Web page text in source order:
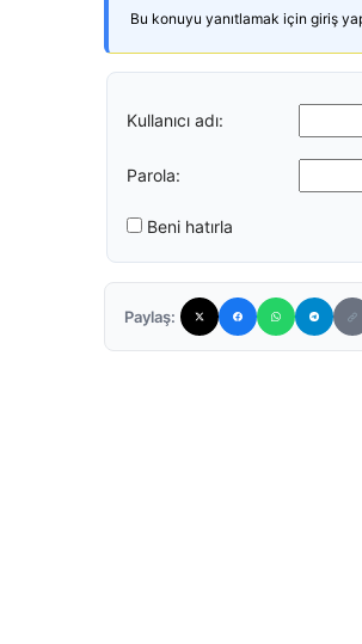
Bu konuyu yanıtlamak için giriş
Kullanıcı adı:
Parola:
Beni hatırla
Paylaş: